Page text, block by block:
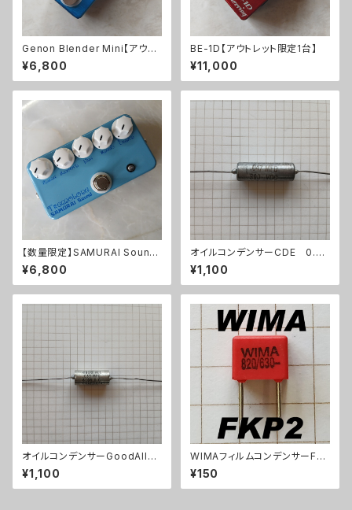
Genon Blender Mini【アウト
レット限定１台】
¥6,800
BE-1D【アウトレット限定1台】
¥11,000
【数量限定】SAMURAI Sound
Tremoloneキット
¥6,800
オイルコンデンサーCDE 0.04
7uF【在庫限り】
¥1,100
オイルコンデンサーGoodAll
0.033uF【在庫限り】
¥1,100
WIMAフィルムコンデンサーFK
P2
¥150